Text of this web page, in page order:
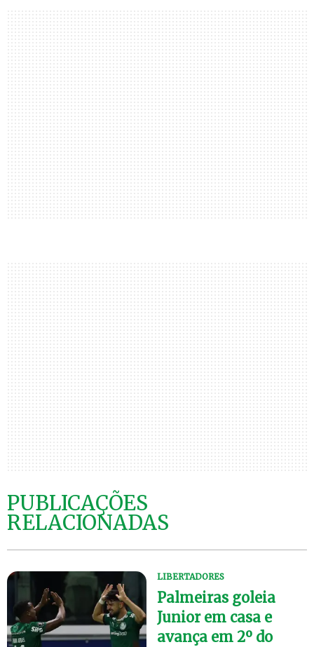
PUBLICAÇÕES
RELACIONADAS
LIBERTADORES
Palmeiras goleia
Junior em casa e
avança em 2º do